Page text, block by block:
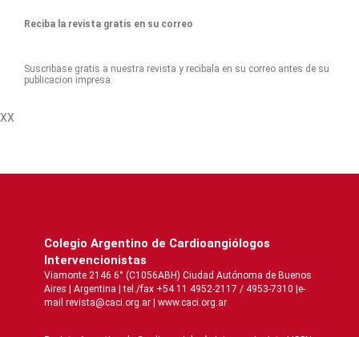
Reciba la revista gratis en su correo
Suscribase gratis a nuestra revista y recibala en su correo antes de su
publicacion impresa.
XX
Colegio Argentino de Cardioangiólogos
Intervencionistas
Viamonte 2146 6° (C1056ABH) Ciudad Autónoma de Buenos
Aires | Argentina | tel./fax +54 11 4952-2117 / 4953-7310 |e-
mail revista@caci.org.ar | www.caci.org.ar